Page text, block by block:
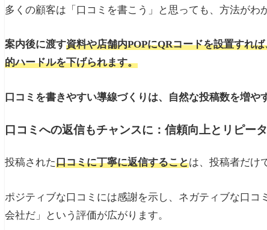
多くの顧客は「口コミを書こう」と思っても、方法がわ
案内後に渡す資料や店舗内POPにQRコードを設置すれ
的ハードルを下げられます。
口コミを書きやすい導線づくりは、自然な投稿数を増や
口コミへの返信もチャンスに：信頼向上とリピー
投稿された口コミに丁寧に返信することは、投稿者だけ
ポジティブな口コミには感謝を示し、ネガティブな口
会社だ」という評価が広がります。